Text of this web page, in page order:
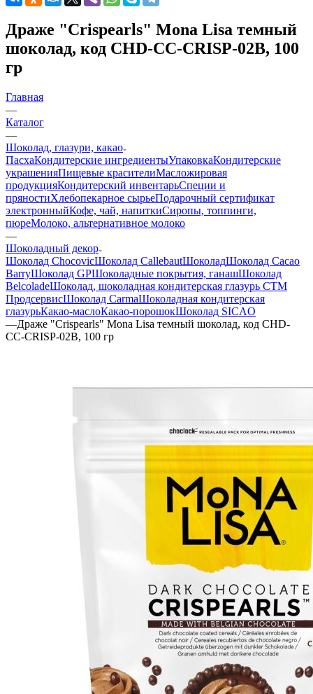
Драже "Crispearls" Mona Lisa темный
шоколад, код CHD-CC-CRISP-02B, 100
гр
Главная
—
Каталог
—
Шоколад, глазури, какао
ПасхаКондитерские ингредиентыУпаковкаКондитерские
украшенияПищевые красителиМасложировая
продукцияКондитерский инвентарьСпеции и
пряностиХлебопекарное сырьеПодарочный сертификат
электронныйКофе, чай, напиткиСиропы, топпинги,
пюреМолоко, альтернативное молоко
—
Шоколадный декор
Шоколад ChocovicШоколад CallebautШоколадШоколад Cacao
BarryШоколад GPШоколадные покрытия, ганашШоколад
BelcoladeШоколад, шоколадная кондитерская глазурь СТМ
ПродсервисШоколад CarmaШоколадная кондитерская
глазурьКакао-маслоКакао-порошокШоколад SICAO
—Драже "Crispearls" Mona Lisa темный шоколад, код CHD-
CC-CRISP-02B, 100 гр